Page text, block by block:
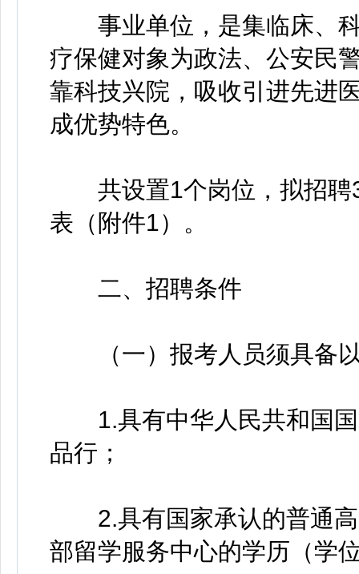
事业单位，是集临床、科
疗保健对象为政法、公安民
靠科技兴院，吸收引进先进
成优势特色。
共设置1个岗位，拟招聘3
表（附件1）。
二、招聘条件
（一）报考人员须具备
1.具有中华人民共和国国
品行；
2.具有国家承认的普通高
部留学服务中心的学历（学